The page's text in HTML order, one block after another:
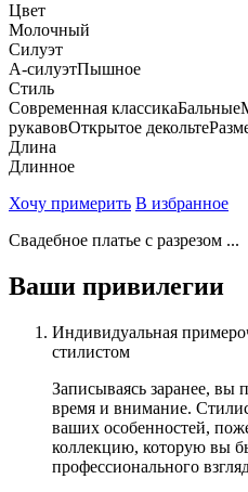
Цвет
Молочный
Силуэт
А-силуэтПышное
Стиль
Современная классикаБальные
рукавовОткрытое декольте
Длина
Длинное
Хочу примерить В избранное
Свадебное платье с разрезом ...
Ваши привилегии
Индивидуальная
стилистом
Записываясь заранее, вы
время и внимание.
ваших особенностей,
коллекцию, которую вы
профессионального